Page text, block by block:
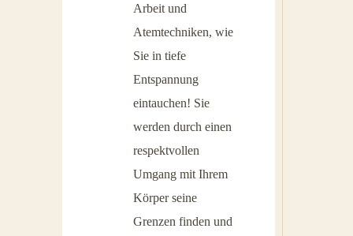
Arbeit und
Atemtechniken, wie
Sie in tiefe
Entspannung
eintauchen! Sie
werden durch einen
respektvollen
Umgang mit Ihrem
Körper seine
Grenzen finden und